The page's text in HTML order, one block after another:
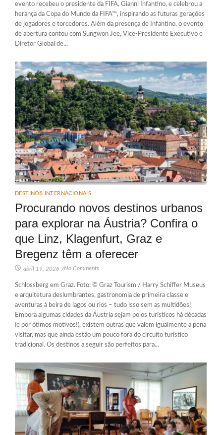
evento recebeu o presidente da FIFA, Gianni Infantino, e celebrou a
herança da Copa do Mundo da FIFA™, inspirando as futuras gerações
de jogadores e torcedores. Além da presença de Infantino, o evento
de abertura contou com Sungwon Jee, Vice-Presidente Executivo e
Diretor Global de...
DESTINOS INTERNACIONAIS
Procurando novos destinos urbanos
para explorar na Áustria? Confira o
que Linz, Klagenfurt, Graz e
Bregenz têm a oferecer
abril 19, 2026 /No Comments
Schlossberg em Graz. Foto: © Graz Tourism / Harry Schiffer Museus
e arquitetura deslumbrantes, gastronomia de primeira classe e
aventuras à beira de lagos ou rios – tudo isso sem as multidões!
Embora algumas cidades da Áustria sejam polos turísticos há décadas
(e por ótimos motivos!), existem outras que valem igualmente a pena
visitar, mas que ainda estão um pouco fora do circuito turístico
tradicional. Os destinos a seguir são perfeitos para...